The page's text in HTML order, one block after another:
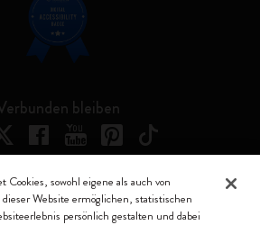
bleiben
Warenzeichen von Moleskine Srl a
Cookies, sowohl eigene als auch von
Website ermöglichen, statistischen
persönlich gestalten und dabei